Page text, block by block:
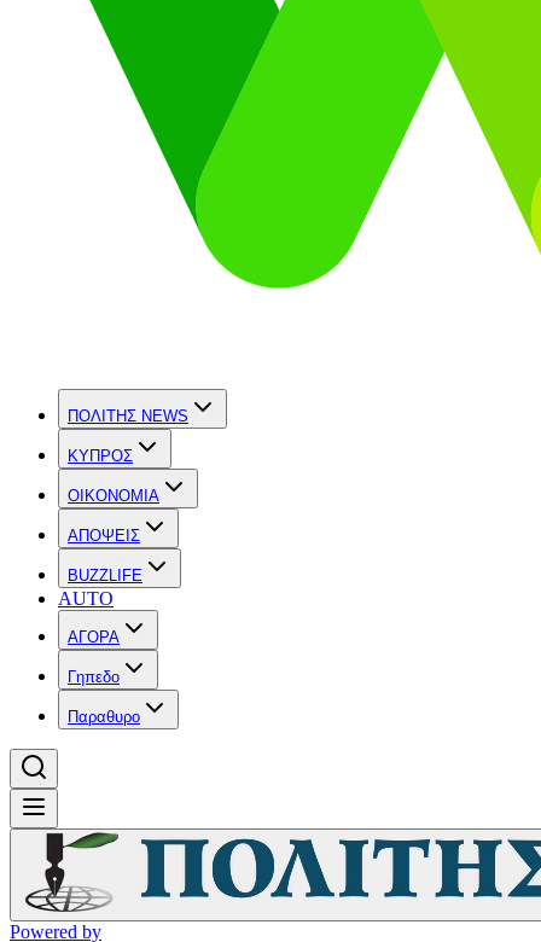
ΠΟΛΙΤΗΣ NEWS
ΚΥΠΡΟΣ
OIKONOMIA
ΑΠΟΨΕΙΣ
BUZZLIFE
AUTO
ΑΓΟΡΑ
Γηπεδο
Παραθυρο
Powered by